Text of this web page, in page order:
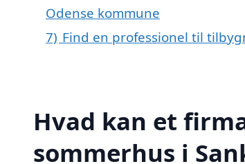
Odense kommune
7) Find en professionel til
Hvad kan et
sommerhus i